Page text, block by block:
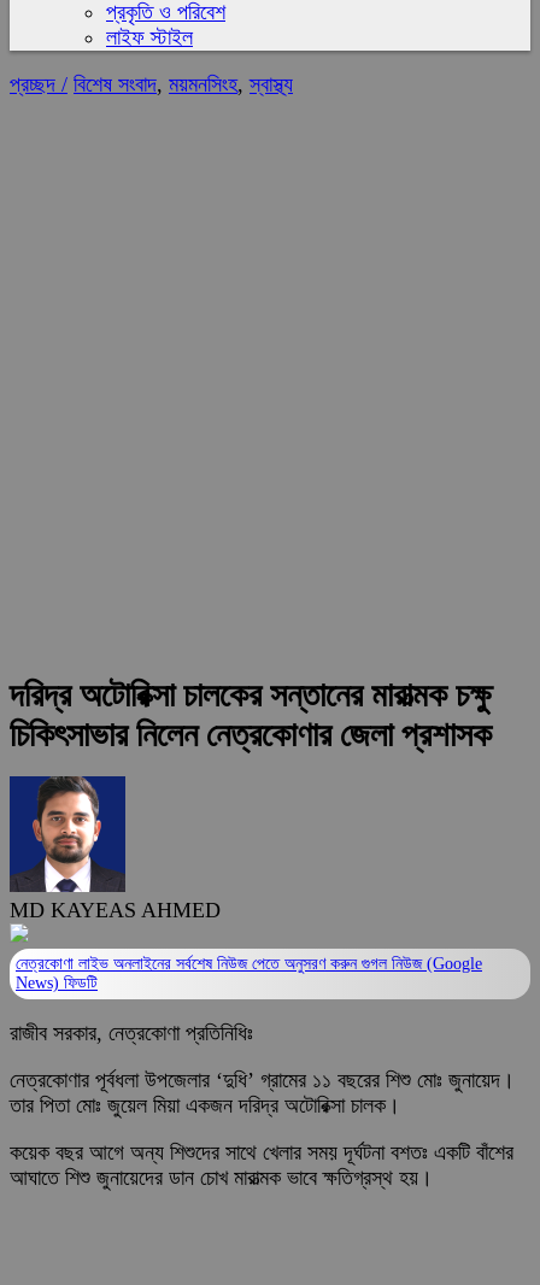
প্রকৃতি ও পরিবেশ
লাইফ স্টাইল
প্রচ্ছদ / বিশেষ সংবাদ, ময়মনসিংহ,স্বাস্থ্য
দরিদ্র অটোরিক্সা চালকের সন্তানের মারাত্মক চক্ষু
চিকিৎসাভার নিলেন নেত্রকোণার জেলা প্রশাসক
MD KAYEAS AHMED
নেত্রকোণা লাইভ অনলাইনের সর্বশেষ নিউজ পেতে অনুসরণ করুন গুগল নিউজ (Google
News) ফিডটি
রাজীব সরকার, নেত্রকোণা প্রতিনিধিঃ
নেত্রকোণার পূর্বধলা উপজেলার ‘দুধি’ গ্রামের ১১ বছরের শিশু মোঃ জুনায়েদ।
তার পিতা মোঃ জুয়েল মিয়া একজন দরিদ্র অটোরিক্সা চালক।
কয়েক বছর আগে অন্য শিশুদের সাথে খেলার সময় দূর্ঘটনা বশতঃ একটি বাঁশের
আঘাতে শিশু জুনায়েদের ডান চোখ মারাত্মক ভাবে ক্ষতিগ্রস্থ হয়।